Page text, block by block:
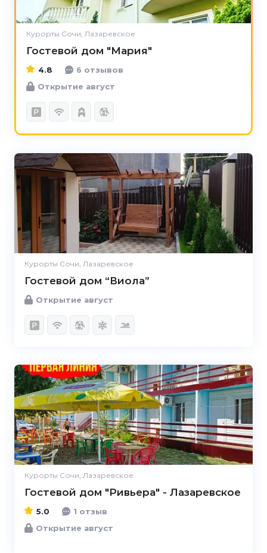
Курорты Сочи, Лазаревское
Гостевой дом "Мария"
4.8
6 отзывов
Открытие август
Курорты Сочи, Лазаревское
Гостевой дом “Виола”
Открытие август
Курорты Сочи, Лазаревское
Гостевой дом "Ривьера" - Лазаревское
5.0
5.0
1 отзыв
Открытие август